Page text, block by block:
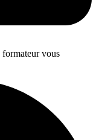
formateur vous